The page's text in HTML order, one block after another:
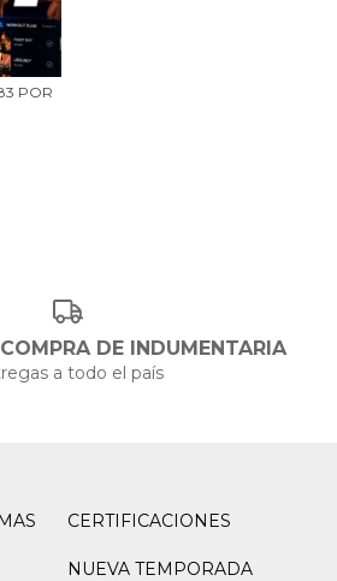
POR
DE INDUMENTARIA
a todo el país
CERTIFICACIONES
NUEVA TEMPORADA